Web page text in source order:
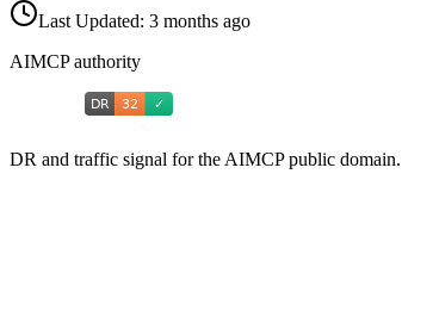
Last Updated: 3 months ago
AIMCP authority
DR and traffic signal for the AIMCP public domain.